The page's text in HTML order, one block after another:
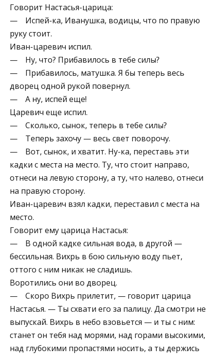
Говорит Настасья-царица:
— Испей-ка, Иванушка, водицы, что по правую
руку стоит.
Иван-царевич испил.
— Ну, что? Прибавилось в тебе силы?
— Прибавилось, матушка. Я бы теперь весь
дворец одной рукой повернул.
— А ну, испей еще!
Царевич еще испил.
— Сколько, сынок, теперь в тебе силы?
— Теперь захочу — весь свет поворочу.
— Вот, сынок, и хватит. Ну-ка, переставь эти
кадки с места на место. Ту, что стоит направо,
отнеси на левую сторону, а ту, что налево, отнеси
на правую сторону.
Иван-царевич взял кадки, переставил с места на
место.
Говорит ему царица Настасья:
— В одной кадке сильная вода, в другой —
бессильная. Вихрь в бою сильную воду пьет,
оттого с ним никак не сладишь.
Воротились они во дворец.
— Скоро Вихрь прилетит, — говорит царица
Настасья. — Ты схвати его за палицу. Да смотри не
выпускай. Вихрь в небо взовьется — и ты с ним:
станет он тебя над морями, над горами высокими,
над глубокими пропастями носить, а ты держись